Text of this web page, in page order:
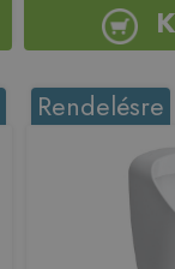
Rendelésre